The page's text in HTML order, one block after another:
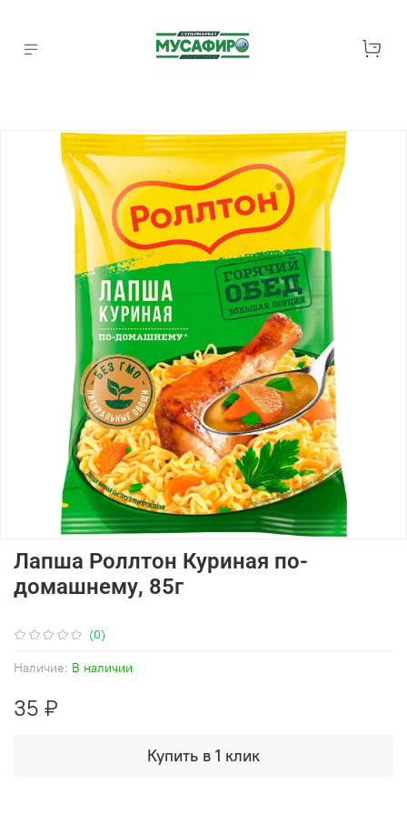
(0)
Наличие: В наличии
Лапша Роллтон Куриная по-
домашнему, 85г
35 ₽
Купить в 1 клик